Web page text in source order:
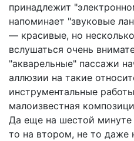
принадлежит
напоминает "звуковые
— красивые, но
вслушаться очень
"акварельные" пассажи
аллюзии на такие
инструментальные
малоизвестная
Да еще на шестой минуте
то на втором, не то даже